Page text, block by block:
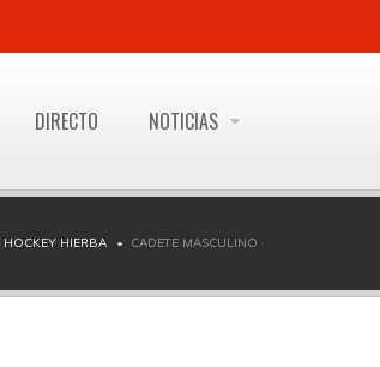
DIRECTO NOTICIAS
HOCKEY HIERBA CADETE MASCULINO